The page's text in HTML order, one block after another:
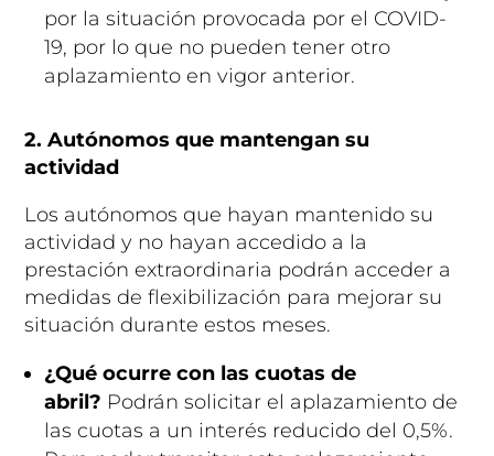
por la situación provocada por el COVID-
19, por lo que no pueden tener otro
aplazamiento en vigor anterior.
2. Autónomos que mantengan su
actividad
Los autónomos que hayan mantenido su
actividad y no hayan accedido a la
prestación extraordinaria podrán acceder a
medidas de flexibilización para mejorar su
situación durante estos meses.
¿Qué ocurre con las cuotas de
abril? Podrán solicitar el aplazamiento de
las cuotas a un interés reducido del 0,5%.